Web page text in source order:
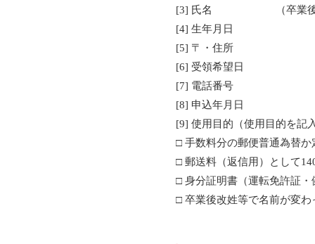
[3] 氏名 （卒業後改性の
[4] 生年月日
[5] 〒・住所
[6] 受領希望日
[7] 電話番号
[8] 申込年月日
[9] 使用目的（使用目的を記
□ 手数料分の郵便普通為替
□ 郵送料（返信用）として
□ 身分証明書（運転免許証
□ 卒業後改姓等で名前が変